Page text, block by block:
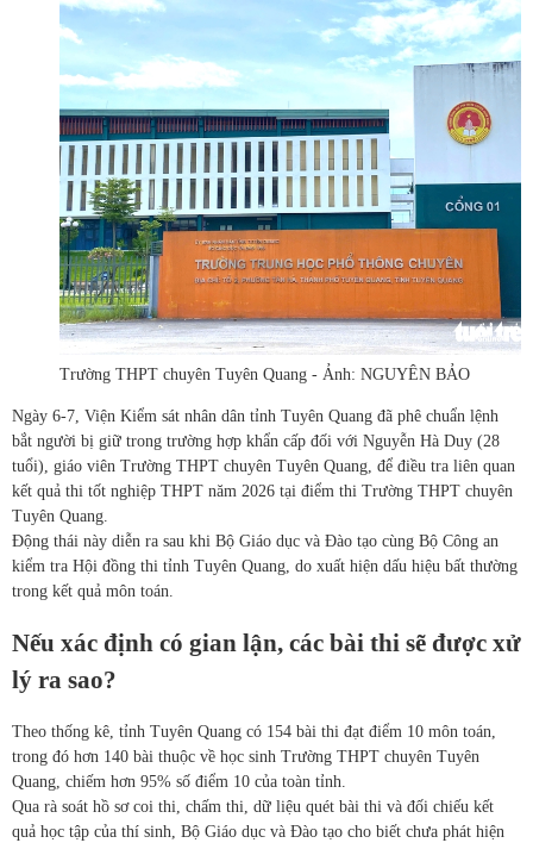
Trường THPT chuyên Tuyên Quang - Ảnh: NGUYÊN BẢO
Ngày 6-7, Viện Kiểm sát nhân dân tỉnh Tuyên Quang đã phê chuẩn lệnh
bắt người bị giữ trong trường hợp khẩn cấp đối với Nguyễn Hà Duy (28
tuổi), giáo viên Trường THPT chuyên Tuyên Quang, để điều tra liên quan
kết quả thi tốt nghiệp THPT năm 2026 tại điểm thi Trường THPT chuyên
Tuyên Quang.
Động thái này diễn ra sau khi Bộ Giáo dục và Đào tạo cùng Bộ Công an
kiểm tra Hội đồng thi tỉnh Tuyên Quang, do xuất hiện dấu hiệu bất thường
trong kết quả môn toán.
Nếu xác định có gian lận, các bài thi sẽ được xử
lý ra sao?
Theo thống kê, tỉnh Tuyên Quang có 154 bài thi đạt điểm 10 môn toán,
trong đó hơn 140 bài thuộc về học sinh Trường THPT chuyên Tuyên
Quang, chiếm hơn 95% số điểm 10 của toàn tỉnh.
Qua rà soát hồ sơ coi thi, chấm thi, dữ liệu quét bài thi và đối chiếu kết
quả học tập của thí sinh, Bộ Giáo dục và Đào tạo cho biết chưa phát hiện